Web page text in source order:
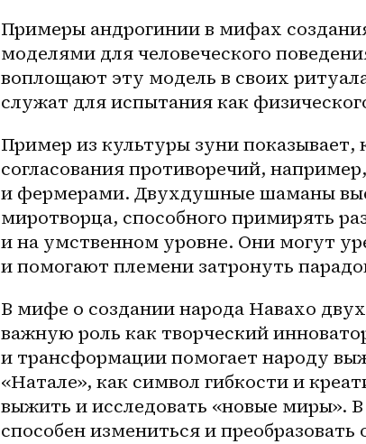
Примеры андрогинии в мифах
моделями для человеческого
воплощают эту модель в своих
служат для испытания как
Пример из культуры зуни
согласования противоречий,
и фермерами. Двухдушные шаманы
миротворца, способного примирять
и на умственном уровне. Они могут
и помогают племени затронуть
В мифе о создании народа Навахо
важную роль как творческий
и трансформации помогает народу
«Натале», как символ гибкости и
выжить и исследовать «новые миры».
способен измениться и